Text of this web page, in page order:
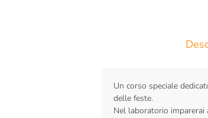
Un corso speciale
delle feste.
Nel laboratorio imparerai